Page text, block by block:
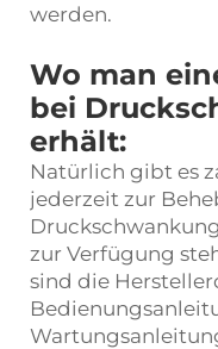
werden.
Wo man
bei
erhält:
Natürlich gibt es
jederzeit zur
zur Verfügung
sind die